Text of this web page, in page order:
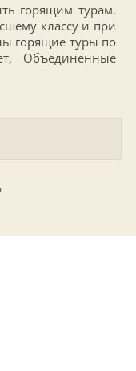
горящим турам.
классу и при
горящие туры по
Объединенные